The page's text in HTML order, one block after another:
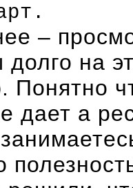
–
на
Понятно
дает а